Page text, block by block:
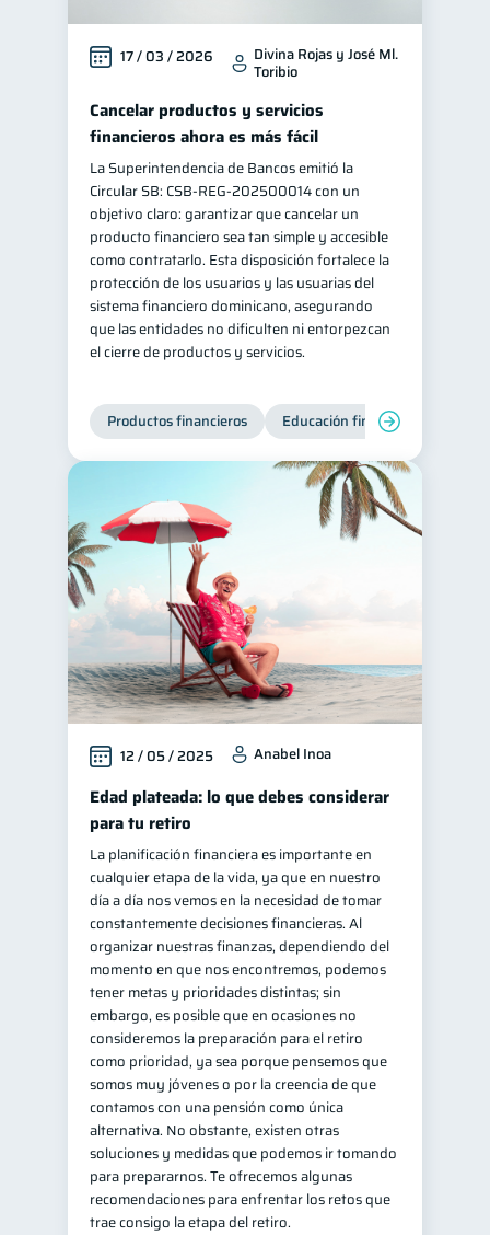
17 / 03 / 2026 Divina Rojas y José Ml.
Toribio
Cancelar productos y servicios
financieros ahora es más fácil
La Superintendencia de Bancos emitió la
Circular SB: CSB‑REG‑202500014 con un
objetivo claro: garantizar que cancelar un
producto financiero sea tan simple y accesible
como contratarlo. Esta disposición fortalece la
protección de los usuarios y las usuarias del
sistema financiero dominicano, asegurando
que las entidades no dificulten ni entorpezcan
el cierre de productos y servicios.
Productos financieros Educación financiera
12 / 05 / 2025 Anabel Inoa
Edad plateada: lo que debes considerar
para tu retiro
La planificación financiera es importante en
cualquier etapa de la vida, ya que en nuestro
día a día nos vemos en la necesidad de tomar
constantemente decisiones financieras. Al
organizar nuestras finanzas, dependiendo del
momento en que nos encontremos, podemos
tener metas y prioridades distintas; sin
embargo, es posible que en ocasiones no
consideremos la preparación para el retiro
como prioridad, ya sea porque pensemos que
somos muy jóvenes o por la creencia de que
contamos con una pensión como única
alternativa. No obstante, existen otras
soluciones y medidas que podemos ir tomando
para prepararnos. Te ofrecemos algunas
recomendaciones para enfrentar los retos que
trae consigo la etapa del retiro.